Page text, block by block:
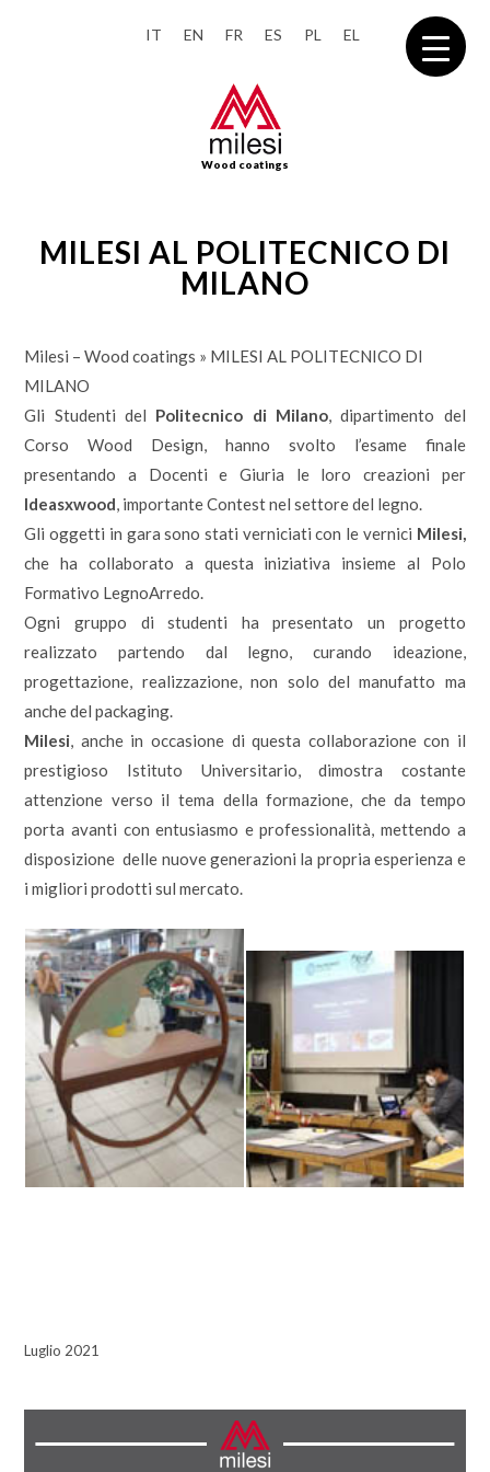
IT EN FR ES PL EL
Wood coatings
MILESI AL POLITECNICO DI
MILANO
Milesi – Wood coatings » MILESI AL POLITECNICO DI
MILANO
Gli Studenti del Politecnico di Milano, dipartimento del
Corso Wood Design, hanno svolto l’esame finale
presentando a Docenti e Giuria le loro creazioni per
Ideasxwood, importante Contest nel settore del legno.
Gli oggetti in gara sono stati verniciati con le vernici Milesi,
che ha collaborato a questa iniziativa insieme al Polo
Formativo LegnoArredo.
Ogni gruppo di studenti ha presentato un progetto
realizzato partendo dal legno, curando ideazione,
progettazione, realizzazione, non solo del manufatto ma
anche del packaging.
Milesi, anche in occasione di questa collaborazione con il
prestigioso Istituto Universitario, dimostra costante
attenzione verso il tema della formazione, che da tempo
porta avanti con entusiasmo e professionalità, mettendo a
disposizione delle nuove generazioni la propria esperienza e
i migliori prodotti sul mercato.
Luglio 2021